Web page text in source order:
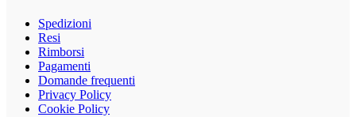
Spedizioni
Resi
Rimborsi
Pagamenti
Domande frequenti
Privacy Policy
Cookie Policy